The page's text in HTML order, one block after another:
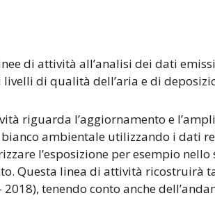
di attività all’analisi dei dati
di qualità dell’aria e di
riguarda l’aggiornamento e
ambientale utilizzando i dati
l’esposizione per esempio
Questa linea di attività
tenendo conto anche